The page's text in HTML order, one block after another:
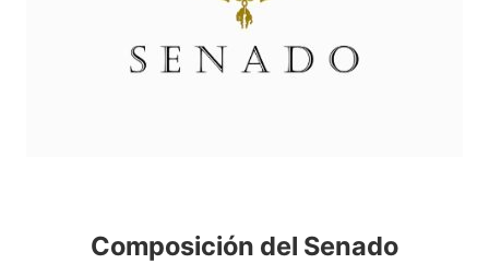
Composición del Senado